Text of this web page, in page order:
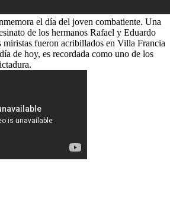
el día del joven combatiente. Una
de los hermanos Rafael y Eduardo
miristas fueron acribillados en Villa Francia
de hoy, es recordada como uno de los